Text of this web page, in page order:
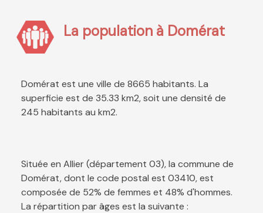
La population à Domérat
Domérat est une ville de 8665 habitants. La
superficie est de 35.33 km2, soit une densité de
245 habitants au km2.
Située en Allier (département 03), la commune de
Domérat, dont le code postal est 03410, est
composée de 52% de femmes et 48% d'hommes.
La répartition par âges est la suivante :